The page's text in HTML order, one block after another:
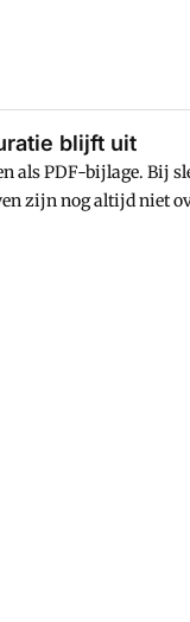
blijft uit
als PDF-bijlage. Bij
zijn nog altijd niet